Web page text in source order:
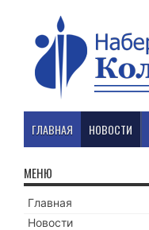
ГЛАВНАЯ НОВОСТИ
МЕНЮ
Главная
Новости